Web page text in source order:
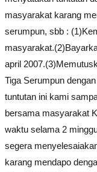
masyarakat karang
serumpun, sbb :
april
Tiga Serumpun
tuntutan ini kami
bersama masyarakat
waktu selama 2
segera
karang mendapo